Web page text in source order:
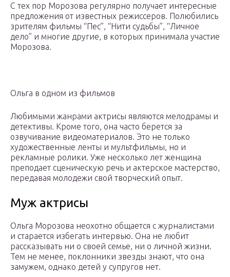
С тех пор Морозова регулярно получает интересные
предложения от известных режиссеров. Полюбились
зрителям фильмы “Пес”, “Нити судьбы”, “Личное
дело” и многие другие, в которых принимала участие
Морозова.
Ольга в одном из фильмов
Любимыми жанрами актрисы являются мелодрамы и
детективы. Кроме того, она часто берется за
озвучивание видеоматериалов. Это не только
художественные ленты и мультфильмы, но и
рекламные ролики. Уже несколько лет женщина
преподает сценическую речь и актерское мастерство,
передавая молодежи свой творческий опыт.
Муж актрисы
Ольга Морозова неохотно общается с журналистами
и старается избегать интервью. Она не любит
рассказывать ни о своей семье, ни о личной жизни.
Тем не менее, поклонники звезды знают, что она
замужем, однако детей у супругов нет.